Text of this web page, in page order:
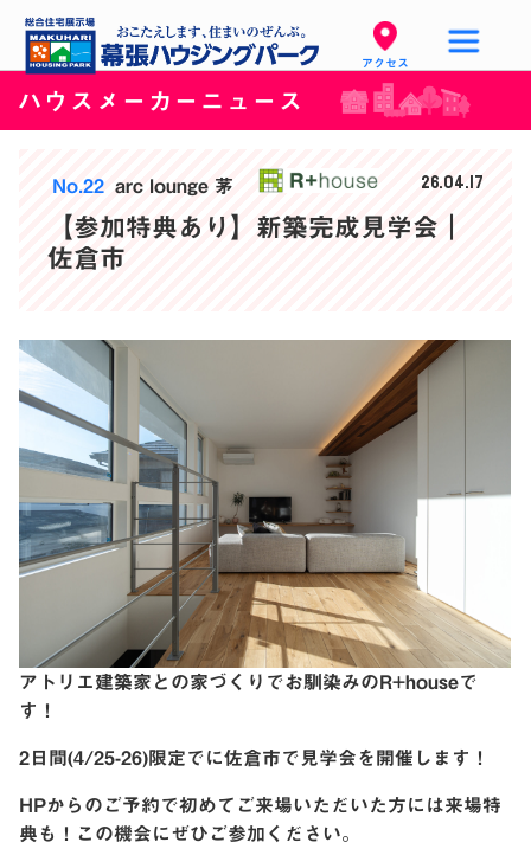
アクセス
ハウスメーカーニュース
No.22 arc lounge 茅 26.04.17
【参加特典あり】新築完成見学会｜
佐倉市
アトリエ建築家との家づくりでお馴染みのR+houseで
す！
2日間(4/25-26)限定でに佐倉市で見学会を開催します！
HPからのご予約で初めてご来場いただいた方には来場特
典も！この機会にぜひご参加ください。